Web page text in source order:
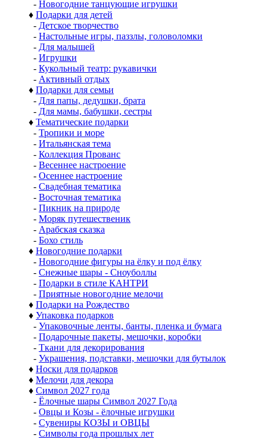
- Новогодние танцующие игрушки
♦ Подарки для детей
- Детское творчество
- Настольные игры, паззлы, головоломки
- Для малышей
- Игрушки
- Кукольный театр: рукавички
- Активный отдых
♦ Подарки для семьи
- Для папы, дедушки, брата
- Для мамы, бабушки, сестры
♦ Тематические подарки
- Тропики и море
- Итальянская тема
- Коллекция Прованс
- Весеннее настроение
- Осеннее настроение
- Свадебная тематика
- Восточная тематика
- Пикник на природе
- Моряк путешественик
- Арабская сказка
- Бохо стиль
♦ Новогодние подарки
- Новогодние фигуры на ёлку и под ёлку
- Снежные шары - Сноуболлы
- Подарки в стиле КАНТРИ
- Приятные новогодние мелочи
♦ Подарки на Рождество
♦ Упаковка подарков
- Упаковочные ленты, банты, пленка и бумага
- Подарочные пакеты, мешочки, коробки
- Ткани для декорирования
- Украшения, подставки, мешочки для бутылок
♦ Носки для подарков
♦ Мелочи для декора
♦ Символ 2027 года
- Ёлочные шары Символ 2027 Года
- Овцы и Козы - ёлочные игрушки
- Сувениры КОЗЫ и ОВЦЫ
- Символы года прошлых лет